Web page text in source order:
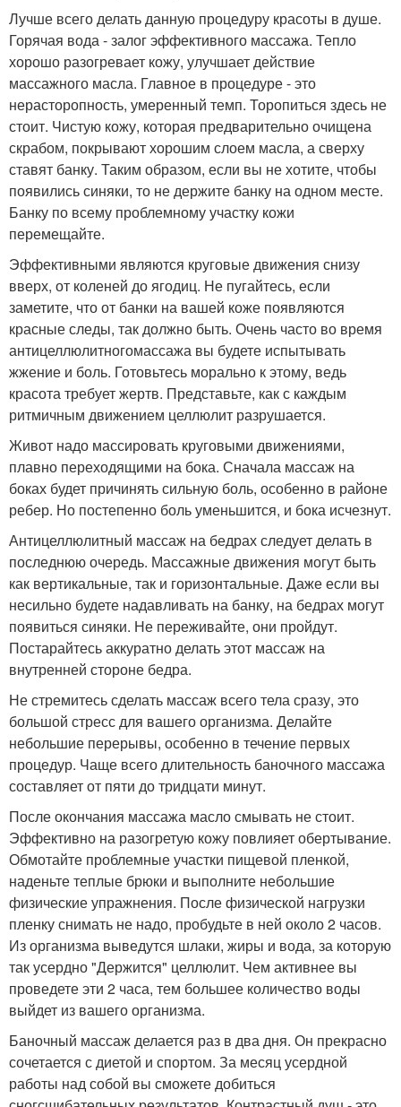
Лучше всего делать данную процедуру красоты в душе.
Горячая вода - залог эффективного массажа. Тепло
хорошо разогревает кожу, улучшает действие
массажного масла. Главное в процедуре - это
нерасторопность, умеренный темп. Торопиться здесь не
стоит. Чистую кожу, которая предварительно очищена
скрабом, покрывают хорошим слоем масла, а сверху
ставят банку. Таким образом, если вы не хотите, чтобы
появились синяки, то не держите банку на одном месте.
Банку по всему проблемному участку кожи
перемещайте.
Эффективными являются круговые движения снизу
вверх, от коленей до ягодиц. Не пугайтесь, если
заметите, что от банки на вашей коже появляются
красные следы, так должно быть. Очень часто во время
антицеллюлитногомассажа вы будете испытывать
жжение и боль. Готовьтесь морально к этому, ведь
красота требует жертв. Представьте, как с каждым
ритмичным движением целлюлит разрушается.
Живот надо массировать круговыми движениями,
плавно переходящими на бока. Сначала массаж на
боках будет причинять сильную боль, особенно в районе
ребер. Но постепенно боль уменьшится, и бока исчезнут.
Антицеллюлитный массаж на бедрах следует делать в
последнюю очередь. Массажные движения могут быть
как вертикальные, так и горизонтальные. Даже если вы
несильно будете надавливать на банку, на бедрах могут
появиться синяки. Не переживайте, они пройдут.
Постарайтесь аккуратно делать этот массаж на
внутренней стороне бедра.
Не стремитесь сделать массаж всего тела сразу, это
большой стресс для вашего организма. Делайте
небольшие перерывы, особенно в течение первых
процедур. Чаще всего длительность баночного массажа
составляет от пяти до тридцати минут.
После окончания массажа масло смывать не стоит.
Эффективно на разогретую кожу повлияет обертывание.
Обмотайте проблемные участки пищевой пленкой,
наденьте теплые брюки и выполните небольшие
физические упражнения. После физической нагрузки
пленку снимать не надо, пробудьте в ней около 2 часов.
Из организма выведутся шлаки, жиры и вода, за которую
так усердно "Держится" целлюлит. Чем активнее вы
проведете эти 2 часа, тем большее количество воды
выйдет из вашего организма.
Баночный массаж делается раз в два дня. Он прекрасно
сочетается с диетой и спортом. За месяц усердной
работы над собой вы сможете добиться